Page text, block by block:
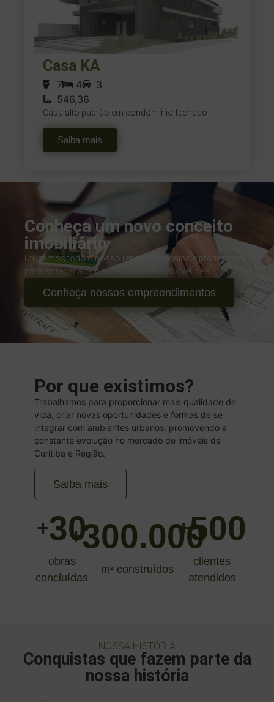
Casa KA
7 4
3
546,36
Casa alto padrão em condomínio fechado
Saiba mais
Conheça um novo conceito
imobiliário
Utilizamos todo o nosso repertório técnico e profissional
para entregar aos nossos clientes o imóvel ideal.
Conheça nossos empreendimentos
Por que existimos?
Trabalhamos para proporcionar mais qualidade de
vida, criar novas oportunidades e formas de se
integrar com ambientes urbanos, promovendo a
constante evolução no mercado de imóveis de
Curitiba e Região.
Saiba mais
+30
obras
concluídas
+300.000
m² construídos
+500
clientes
atendidos
NOSSA HISTÓRIA
Conquistas que fazem parte da
nossa história